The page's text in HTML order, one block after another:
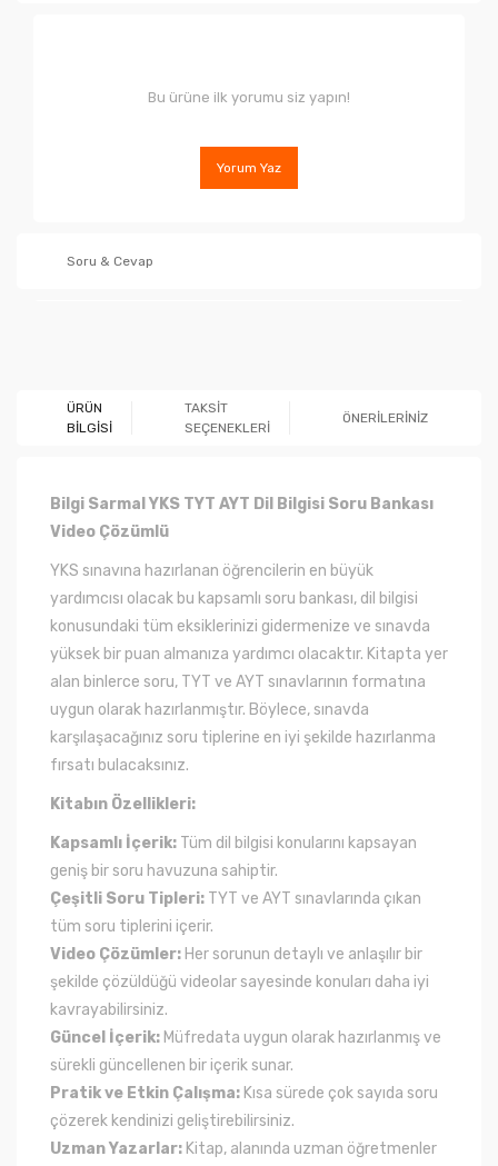
Bu ürüne ilk yorumu siz yapın!
Yorum Yaz
Soru & Cevap
ÜRÜN
BİLGİSİ
TAKSİT
SEÇENEKLERİ
ÖNERİLERİNİZ
Bilgi Sarmal YKS TYT AYT Dil Bilgisi Soru Bankası
Video Çözümlü
YKS sınavına hazırlanan öğrencilerin en büyük
yardımcısı olacak bu kapsamlı soru bankası, dil bilgisi
konusundaki tüm eksiklerinizi gidermenize ve sınavda
yüksek bir puan almanıza yardımcı olacaktır. Kitapta yer
alan binlerce soru, TYT ve AYT sınavlarının formatına
uygun olarak hazırlanmıştır. Böylece, sınavda
karşılaşacağınız soru tiplerine en iyi şekilde hazırlanma
fırsatı bulacaksınız.
Kitabın Özellikleri:
Kapsamlı İçerik: Tüm dil bilgisi konularını kapsayan
geniş bir soru havuzuna sahiptir.
Çeşitli Soru Tipleri: TYT ve AYT sınavlarında çıkan
tüm soru tiplerini içerir.
Video Çözümler: Her sorunun detaylı ve anlaşılır bir
şekilde çözüldüğü videolar sayesinde konuları daha iyi
kavrayabilirsiniz.
Güncel İçerik: Müfredata uygun olarak hazırlanmış ve
sürekli güncellenen bir içerik sunar.
Pratik ve Etkin Çalışma: Kısa sürede çok sayıda soru
çözerek kendinizi geliştirebilirsiniz.
Uzman Yazarlar: Kitap, alanında uzman öğretmenler